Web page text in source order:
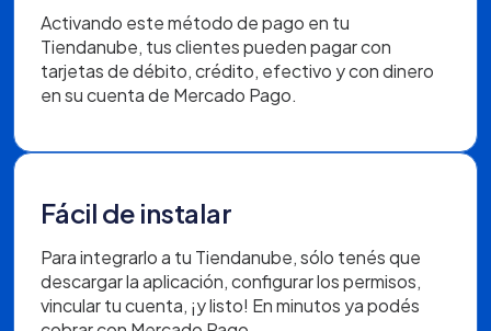
Activando este método de pago en tu
Tiendanube, tus clientes pueden pagar con
tarjetas de débito, crédito, efectivo y con dinero
en su cuenta de Mercado Pago.
Fácil de instalar
Para integrarlo a tu Tiendanube, sólo tenés que
descargar la aplicación, configurar los permisos,
vincular tu cuenta, ¡y listo! En minutos ya podés